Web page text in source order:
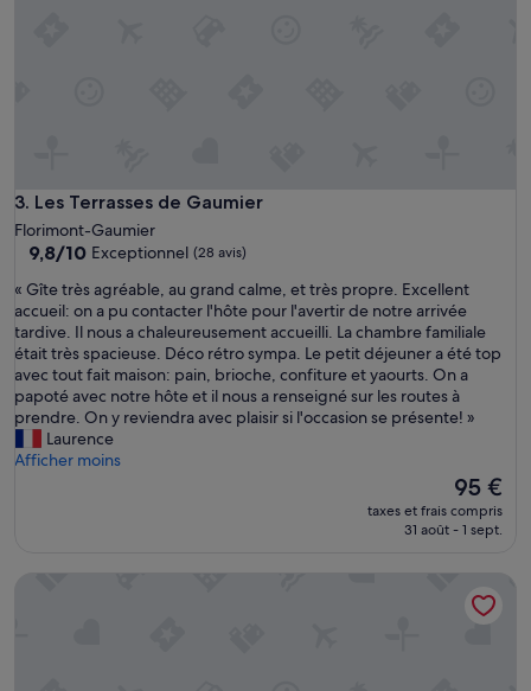
3. Les Terrasses de Gaumier
Les Terrasses de Gaumier
Florimont-Gaumier
9.8
10,
Exceptionnel,
(28 avis)
9,8/10 Exceptionnel (28 avis)
«
G
î
t
e
t
r
s
« Gîte très agréable, au grand calme, et très propre. Excellent
accueil: on a pu contacter l'hôte pour l'avertir de notre arrivée
tardive. Il nous a chaleureusement accueilli. La chambre familiale
était très spacieuse. Déco rétro sympa. Le petit déjeuner a été top
avec tout fait maison: pain, brioche, confiture et yaourts. On a
papoté avec notre hôte et il nous a renseigné sur les routes à
prendre. On y reviendra avec plaisir si l'occasion se présente! »
Laurence
Afficher moins
Le
nouveau
prix
95 €
taxes et frais compris
31 août - 1 sept.